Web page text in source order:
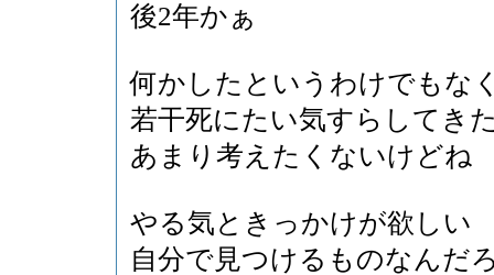
後2年かぁ
何かしたというわけでもな
若干死にたい気すらしてき
あまり考えたくないけどね
やる気ときっかけが欲しい
自分で見つけるものなんだ